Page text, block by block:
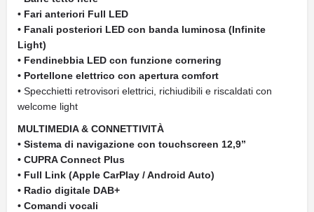
• Fari anteriori Full LED
• Fanali posteriori LED con banda luminosa (Infinite
Light)
• Fendinebbia LED con funzione cornering
• Portellone elettrico con apertura comfort
• Specchietti retrovisori elettrici, richiudibili e riscaldati con
welcome light
MULTIMEDIA & CONNETTIVITÀ
• Sistema di navigazione con touchscreen 12,9”
• CUPRA Connect Plus
• Full Link (Apple CarPlay / Android Auto)
• Radio digitale DAB+
• Comandi vocali